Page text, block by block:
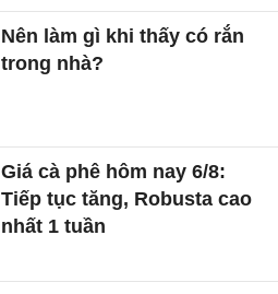
Nên làm gì khi thấy có rắn
trong nhà?
Giá cà phê hôm nay 6/8:
Tiếp tục tăng, Robusta cao
nhất 1 tuần